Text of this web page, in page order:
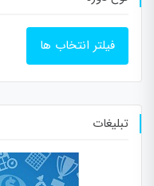
فیلتر انتخاب ها
تبلیغات